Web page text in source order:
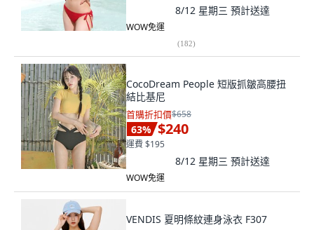
8/12 星期三 預計送達
WOW免運
(182)
CocoDream People 短版抓皺高腰扭
結比基尼
首購折扣價$658
63% $240
運費 $195
8/12 星期三 預計送達
WOW免運
VENDIS 夏明條紋連身泳衣 F307